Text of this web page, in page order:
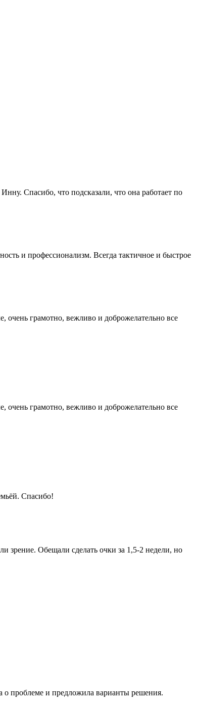
Спасибо, что подсказали, что она работает по
и профессионализм. Всегда тактичное и быстрое
очень грамотно, вежливо и доброжелательно все
очень грамотно, вежливо и доброжелательно все
Спасибо!
зрение. Обещали сделать очки за 1,5-2 недели, но
о проблеме и предложила варианты решения.